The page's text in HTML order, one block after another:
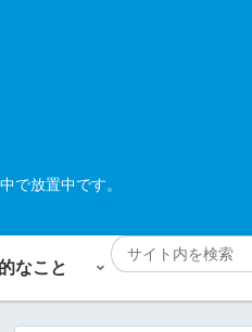
で放置中です。
なこと